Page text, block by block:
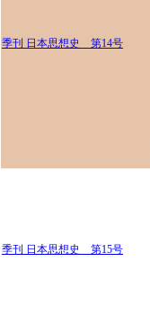
季刊 日本思想史 第14号
季刊 日本思想史 第15号